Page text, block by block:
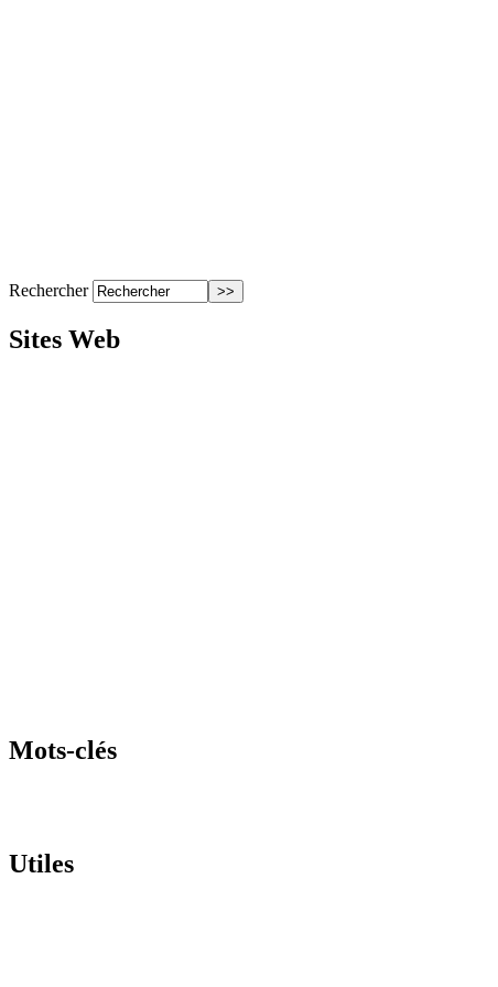
Rechercher
Sites Web
Mots-clés
Utiles